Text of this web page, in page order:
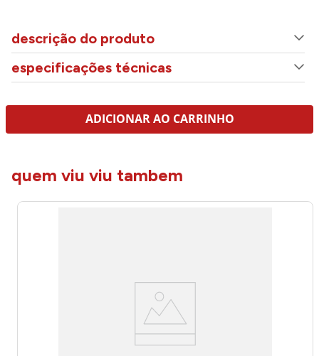
descrição do produto
especificações técnicas
ADICIONAR AO CARRINHO
quem viu viu tambem